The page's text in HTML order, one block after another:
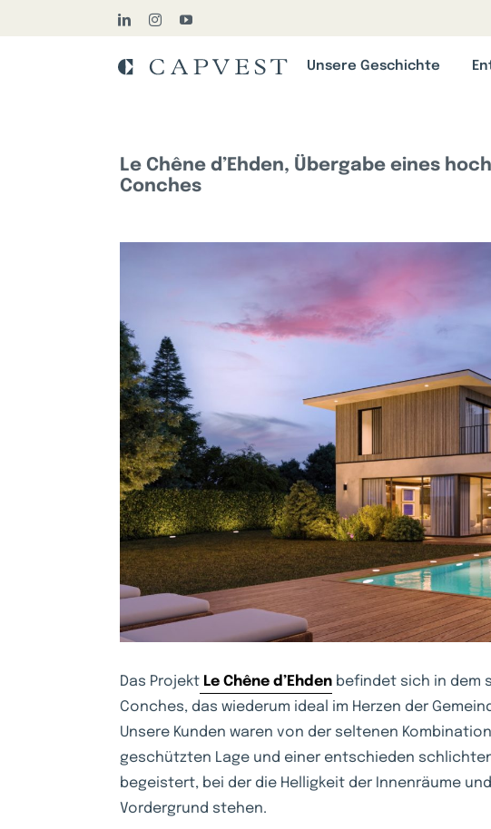
to
LinkedInInstagramYouTube
Unsere Geschichte
Le Chêne d’Ehden, Übergabe eines
Conches
Das ProjektLe Chêne d’Ehdenbefindet sich in dem
Conches, das wiederum ideal im Herzen der
Unsere Kunden waren von der seltenen
geschützten Lage und einer entschieden
begeistert, bei der die Helligkeit der Innenräume
Vordergrund stehen.